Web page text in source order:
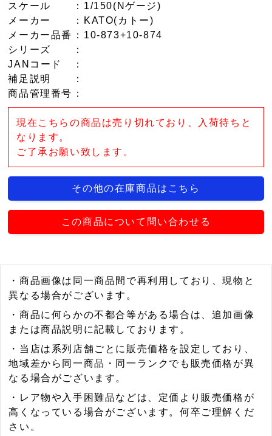
スケール
：1/150(Nゲージ)
メーカー
：KATO(カトー)
メーカー品番
：10-873+10-874
シリーズ
：
JANコード
：
補足説明
：
商品管理番号 ：
現在こちらの商品は売り切れており、入荷待ちと
なります。
ご了承お願い致します。
その他の在庫商品はこちら
この商品について問い合わせる
・商品画像は同一商品間で再利用しており、現物と
異なる場合がございます。
・商品に何らかの不都合等がある場合は、追加画像
または商品説明に記載しております。
・当店は系列店舗ごとに販売価格を設定しており、
地域差から同一商品・同一ランクでも販売価格が異
なる場合がございます。
・レア物や入手困難品などは、定価より販売価格が
高くなっている場合がございます。何卒ご理解くだ
さい。